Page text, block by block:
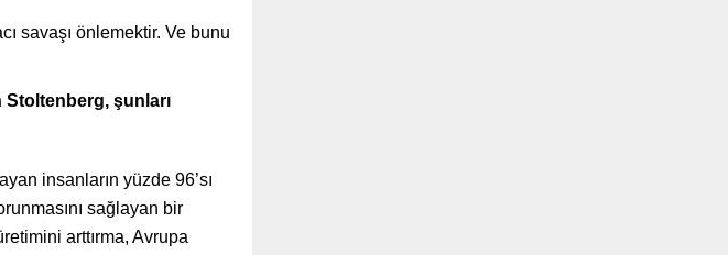
savaşı önlemektir. Ve bunu
Stoltenberg, şunları
insanların yüzde 96’sı
sağlayan bir
arttırma, Avrupa